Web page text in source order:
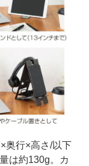
奥行×高さ/以下
は約130g。カ